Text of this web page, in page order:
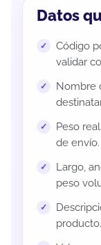
Datos
Código
validar
Nombre
Peso
de envío.
Largo,
peso
producto.